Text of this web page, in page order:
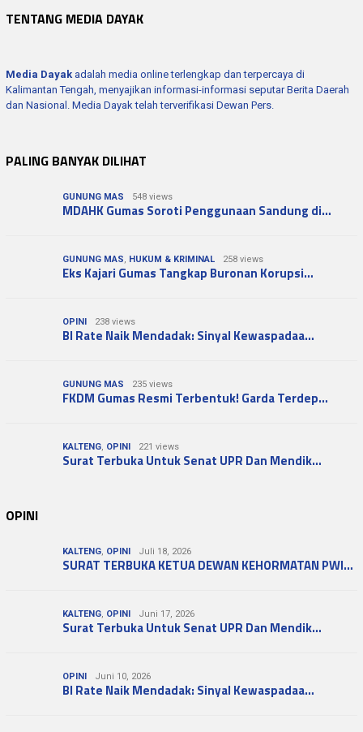
TENTANG MEDIA DAYAK
Media Dayak adalah media online terlengkap dan terpercaya di
Kalimantan Tengah, menyajikan informasi-informasi seputar Berita Daerah
dan Nasional. Media Dayak telah terverifikasi Dewan Pers.
PALING BANYAK DILIHAT
GUNUNG MAS 548 views
MDAHK Gumas Soroti Penggunaan Sandung di…
GUNUNG MAS HUKUM & KRIMINAL 258 views
Eks Kajari Gumas Tangkap Buronan Korupsi…
OPINI 238 views
BI Rate Naik Mendadak: Sinyal Kewaspadaa…
GUNUNG MAS 235 views
FKDM Gumas Resmi Terbentuk! Garda Terdep…
KALTENG OPINI 221 views
Surat Terbuka Untuk Senat UPR Dan Mendik…
OPINI
KALTENG OPINI Juli 18, 2026
SURAT TERBUKA KETUA DEWAN KEHORMATAN PWI…
KALTENG OPINI Juni 17, 2026
Surat Terbuka Untuk Senat UPR Dan Mendik…
OPINI Juni 10, 2026
BI Rate Naik Mendadak: Sinyal Kewaspadaa…